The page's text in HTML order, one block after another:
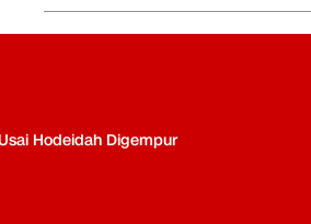
Hodeidah Digempur